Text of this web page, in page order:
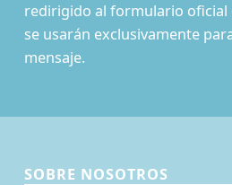
redirigido al formulario oficial
se usarán exclusivamente
mensaje.
SOBRE NOSOTROS